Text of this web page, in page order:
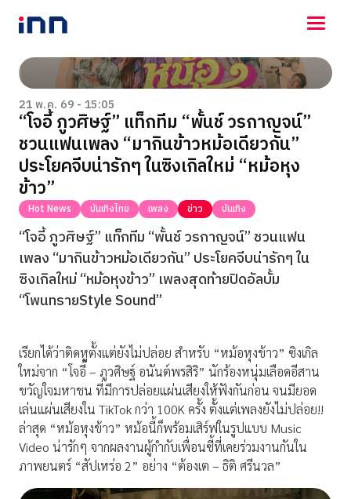
NEWS
ENTERTAINMENT
LIFESTYLE
HOROSCOPE
LOTTERY
VIDEO
ร่วมด้วยช่วยกัน
21 พ.ค. 69 - 15:05
“โจอี้ ภูวศิษฐ์” แท็กทีม “พั้นช์ วรกาญจน์”
ชวนแฟนเพลง “มากินข้าวหม้อเดียวกัน”
ประโยคจีบน่ารักๆ ในซิงเกิลใหม่ “หม้อหุง
ข้าว”
Hot News บันเทิงไทย เพลง ข่าว บันเทิง
“โจอี้ ภูวศิษฐ์” แท็กทีม “พั้นช์ วรกาญจน์” ชวนแฟน
เพลง “มากินข้าวหม้อเดียวกัน” ประโยคจีบน่ารักๆ ใน
ซิงเกิลใหม่ “หม้อหุงข้าว” เพลงสุดท้ายปิดอัลบั้ม
“โพนทรายStyle Sound”
เรียกได้ว่าติดหูตั้งแต่ยังไม่ปล่อย สำหรับ “หม้อหุงข้าว” ซิงเกิล
ใหม่จาก “โจอี้ – ภูวศิษฐ์ อนันต์พรสิริ” นักร้องหนุ่มเลือดอีสาน
ขวัญใจมหาชน ที่มีการปล่อยแผ่นเสียงให้ฟังกันก่อน จนมียอด
เล่นแผ่นเสียงใน TikTok กว่า 100K ครั้ง ตั้งแต่เพลงยังไม่ปล่อย!!
ล่าสุด “หม้อหุงข้าว” หม้อนี้ก็พร้อมเสิร์ฟในรูปแบบ Music
Video น่ารักๆ จากผลงานผู้กำกับเพื่อนซี้ที่เคยร่วมงานกันใน
ภาพยนตร์ “สัปเหร่อ 2” อย่าง “ต้องเต – ธิติ ศรีนวล”